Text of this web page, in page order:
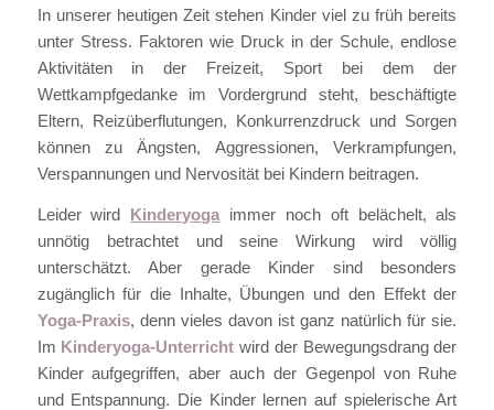
In unserer heutigen Zeit stehen Kinder viel zu früh bereits
unter Stress. Faktoren wie Druck in der Schule, endlose
Aktivitäten in der Freizeit, Sport bei dem der
Wettkampfgedanke im Vordergrund steht, beschäftigte
Eltern, Reizüberflutungen, Konkurrenzdruck und Sorgen
können zu Ängsten, Aggressionen, Verkrampfungen,
Verspannungen und Nervosität bei Kindern beitragen.
Leider wird Kinderyoga immer noch oft belächelt, als
unnötig betrachtet und seine Wirkung wird völlig
unterschätzt. Aber gerade Kinder sind besonders
zugänglich für die Inhalte, Übungen und den Effekt der
Yoga-Praxis, denn vieles davon ist ganz natürlich für sie.
Im Kinderyoga-Unterricht wird der Bewegungsdrang der
Kinder aufgegriffen, aber auch der Gegenpol von Ruhe
und Entspannung. Die Kinder lernen auf spielerische Art